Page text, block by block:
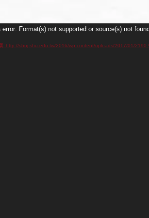
error: Format(s) not supported or source(s) not found
: http://shuj.shu.edu.tw/2016/wp-content/uploads/2017/01/